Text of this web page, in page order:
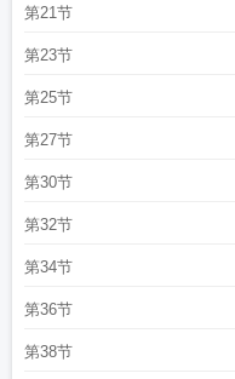
第21节
第23节
第25节
第27节
第30节
第32节
第34节
第36节
第38节